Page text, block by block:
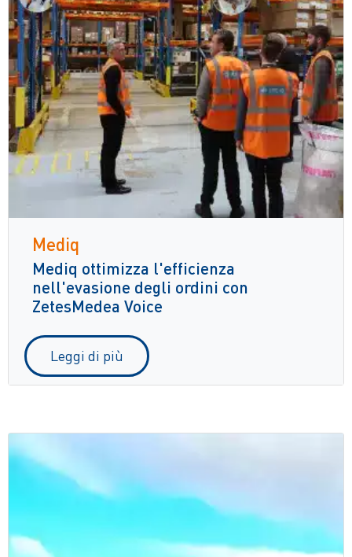
Mediq
Mediq ottimizza l'efficienza
nell'evasione degli ordini con
ZetesMedea Voice
Leggi di più